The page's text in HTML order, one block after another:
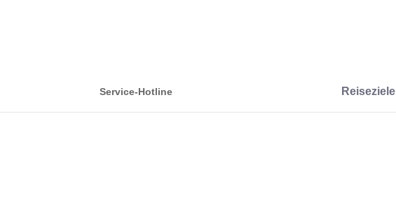
Service-Hotline Reiseziele